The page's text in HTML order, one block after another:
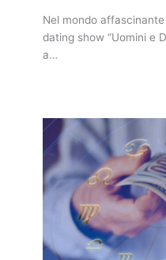
Nel mondo
dating show “Uomini e
a…